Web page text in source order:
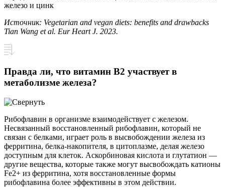
железо и цинк
Источник: Vegetarian and vegan diets: benefits and drawbacks
Tian Wang et al. Eur Heart J. 2023.
Правда ли, что витамин В2 участвует в
метаболизме железа?
Рибофлавин в организме взаимодействует с железом.
Несвязанный восстановленный рибофлавин, который не
связан с белками, играет роль в высвобождении железа из
ферритина, белка-накопителя, в цитоплазме, делая железо
доступным для клеток. Аскорбиновая кислота и глутатион —
другие вещества, которые также могут высвобождать катионы
Fe2+ из ферритина, хотя восстановленные формы
рибофлавина более эффективны в этом действии.